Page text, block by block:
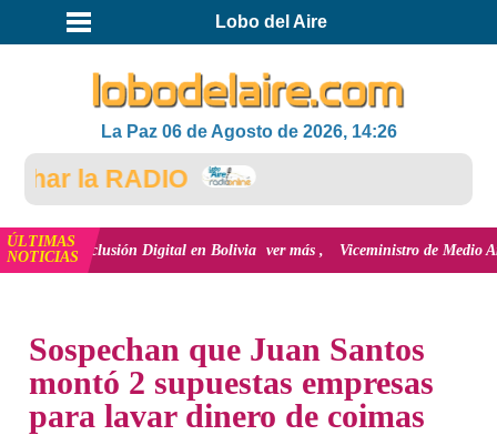
Lobo del Aire
La Paz 06 de Agosto de 2026, 14:26
la RADIO
ÚLTIMAS
NOTICIAS
inclusión Digital en Bolivia ver más Viceministro de Medio Ambiente,
Sospechan que Juan Santos
montó 2 supuestas empresas
para lavar dinero de coimas